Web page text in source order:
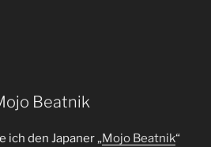
Beatnik
ich den Japaner „Mojo Beatnik“